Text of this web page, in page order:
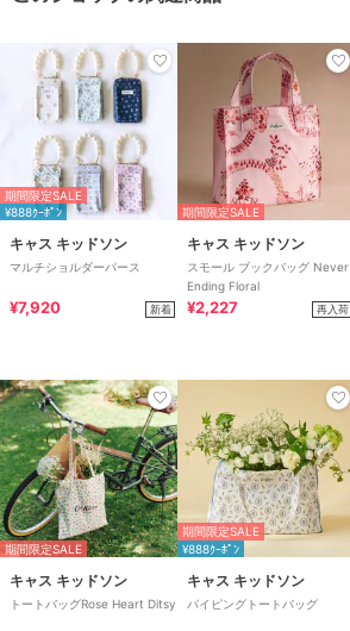
期間限定SALE
¥888ｸｰﾎﾟﾝ
キャス キッドソン
マルチショルダーパース
¥7,920 新着
期間限定SALE
キャス キッドソン
スモール ブックバッグ Never
Ending Floral
¥2,227 再入荷
期間限定SALE
キャス キッドソン
トートバッグRose Heart Ditsy
期間限定SALE
¥888ｸｰﾎﾟﾝ
キャス キッドソン
パイピングトートバッグ